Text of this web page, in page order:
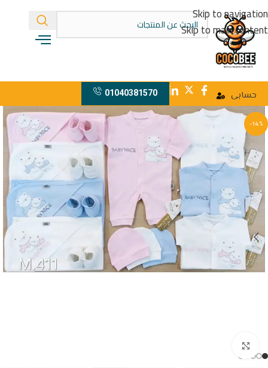
Skip to navigation
Skip to main content
حسابى 01040381570
-14%